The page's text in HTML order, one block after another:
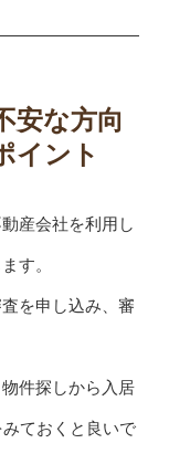
安な方向
イント
産会社を利用し
す。
を申し込み、審
件探しから入居
ておくと良いで